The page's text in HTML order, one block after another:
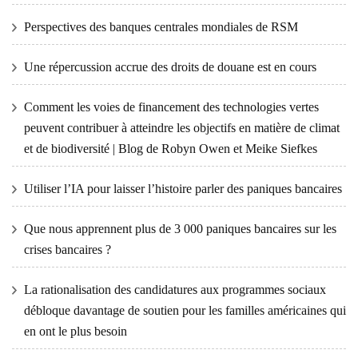
Perspectives des banques centrales mondiales de RSM
Une répercussion accrue des droits de douane est en cours
Comment les voies de financement des technologies vertes
peuvent contribuer à atteindre les objectifs en matière de climat
et de biodiversité | Blog de Robyn Owen et Meike Siefkes
Utiliser l’IA pour laisser l’histoire parler des paniques bancaires
Que nous apprennent plus de 3 000 paniques bancaires sur les
crises bancaires ?
La rationalisation des candidatures aux programmes sociaux
débloque davantage de soutien pour les familles américaines qui
en ont le plus besoin